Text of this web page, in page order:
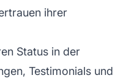
ihrer
Status in der
Testimonials und